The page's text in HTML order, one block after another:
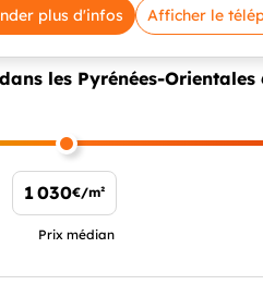
plus d'infos Afficher le
les Pyrénées-
1 030€/m²
Prix médian